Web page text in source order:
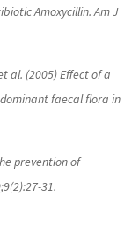
Amoxycillin. Am J
al. (2005) Effect of a
faecal flora in
prevention of
31.